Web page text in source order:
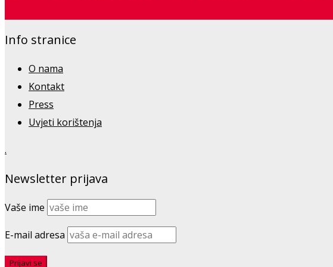
Info stranice
O nama
Kontakt
Press
Uvjeti korištenja
.
Newsletter prijava
Vaše ime
E-mail adresa